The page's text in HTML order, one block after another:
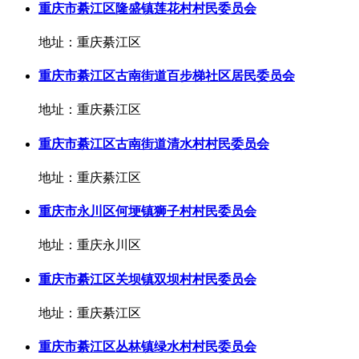
重庆市綦江区隆盛镇莲花村村民委员会
地址：重庆綦江区
重庆市綦江区古南街道百步梯社区居民委员会
地址：重庆綦江区
重庆市綦江区古南街道清水村村民委员会
地址：重庆綦江区
重庆市永川区何埂镇狮子村村民委员会
地址：重庆永川区
重庆市綦江区关坝镇双坝村村民委员会
地址：重庆綦江区
重庆市綦江区丛林镇绿水村村民委员会